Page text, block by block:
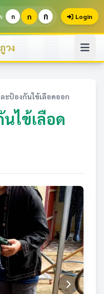
: ก ก ก Login
วง
ะป้องกันไข้เลือดออก
ไข้เลือด